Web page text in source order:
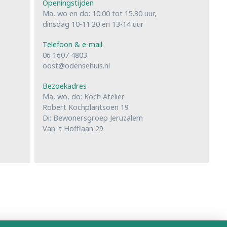
Openingstijden
Ma, wo en do: 10.00 tot 15.30 uur,
dinsdag 10-11.30 en 13-14 uur
Telefoon & e-mail
06 1607 4803
oost@odensehuis.nl
Bezoekadres
Ma, wo, do: Koch Atelier
Robert Kochplantsoen 19
Di: Bewonersgroep Jeruzalem
Van 't Hofflaan 29